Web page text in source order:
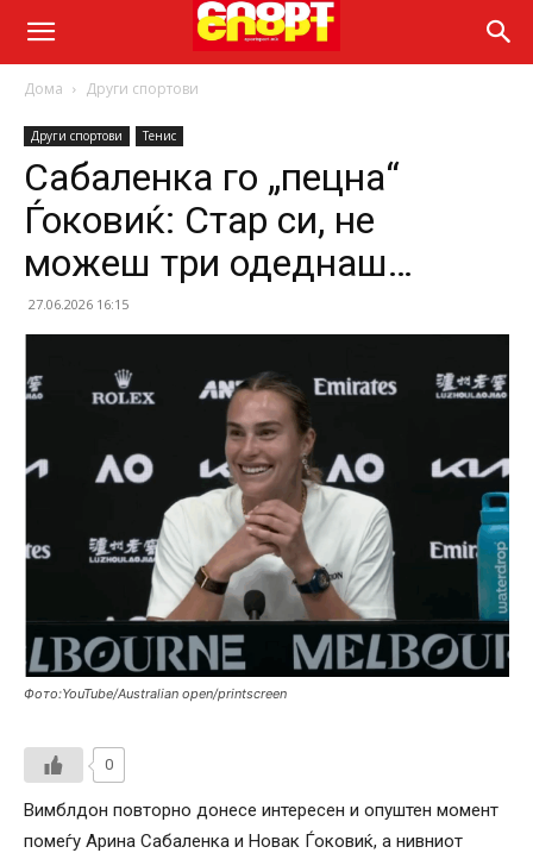
Дома Други спортови
Други спортови Тенис
Сабаленка го „пецна“
Ѓоковиќ: Стар си, не
можеш три одеднаш…
27.06.2026 16:15
Фото:YouTube/Australian open/printscreen
0
Вимблдон повторно донесе интересен и опуштен момент
помеѓу Арина Сабаленка и Новак Ѓоковиќ, а нивниот